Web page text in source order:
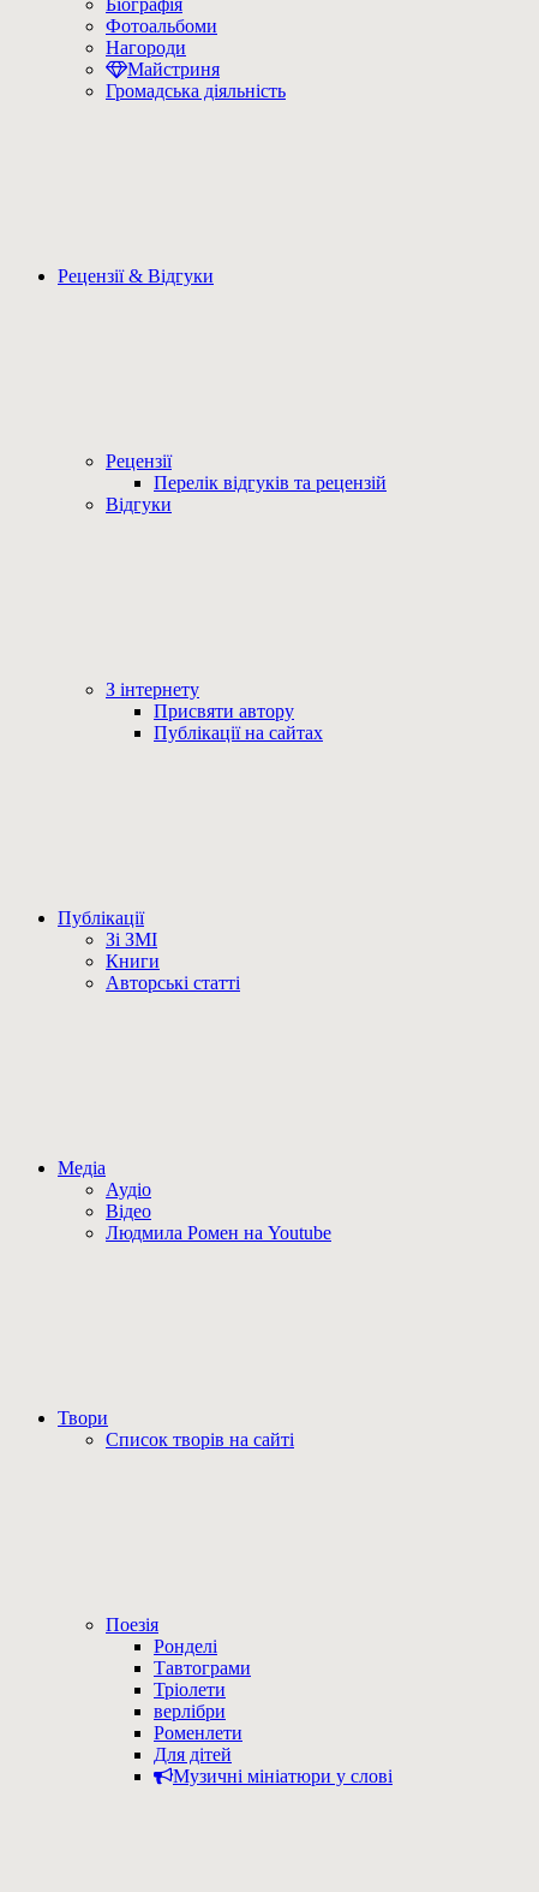
Біографія
Фотоальбоми
Нагороди
Майстриня
Громадська діяльність
Рецензії & Відгуки
Рецензії
Перелік відгуків та рецензій
Відгуки
З інтернету
Присвяти автору
Публікації на сайтах
Публікації
Зі ЗМІ
Книги
Авторські статті
Медіа
Аудіо
Відео
Людмила Ромен на Youtube
Твори
Список творів на сайті
Поезія
Ронделі
Тавтограми
Тріолети
верлібри
Роменлети
Для дітей
Музичні мініатюри у слові